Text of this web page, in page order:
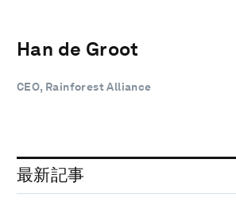
Han de Groot
CEO, Rainforest Alliance
最新記事